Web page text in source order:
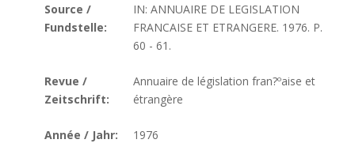
Source /
Fundstelle:
IN: ANNUAIRE DE LEGISLATION
FRANCAISE ET ETRANGERE. 1976. P.
60 - 61.
Revue /
Zeitschrift:
Annuaire de législation fran?ºaise et
étrangère
Année / Jahr: 1976